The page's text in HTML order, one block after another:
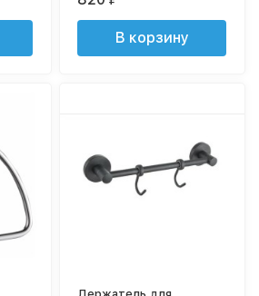
В корзину